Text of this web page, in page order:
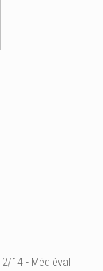
2/14 - Médiéval